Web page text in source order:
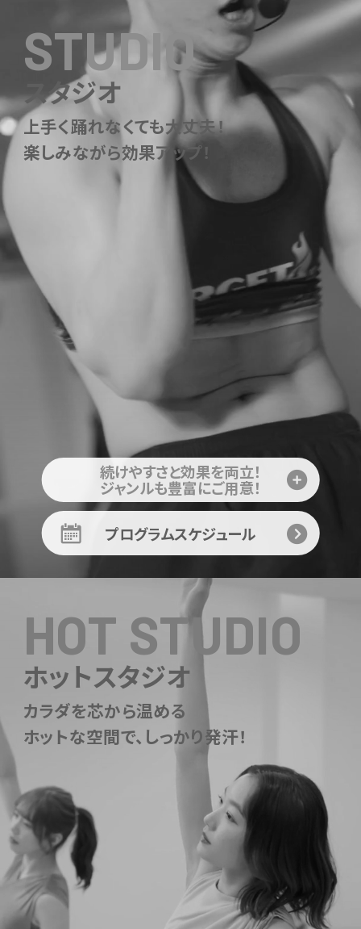
STUDIO
スタジオ
上手く踊れなくても大丈夫！
楽しみながら効果アップ！
続けやすさと効果を両立！
ジャンルも豊富にご用意！
プログラムスケジュール
HOT STUDIO
ホットスタジオ
カラダを芯から温める
ホットな空間で、しっかり発汗！